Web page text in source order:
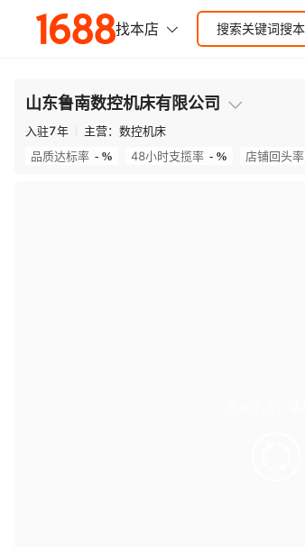
山东鲁南数控机床有限公司
入驻7年 主营： 数控机床
品质达标率 - % 48小时支揽率 - % 店铺回头率